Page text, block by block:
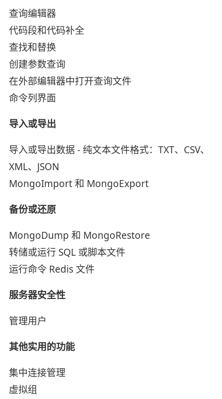
查询编辑器
代码段和代码补全
查找和替换
创建参数查询
在外部编辑器中打开查询文件
命令列界面
导入或导出
导入或导出数据 - 纯文本文件格式：TXT、CSV、
XML、JSON
MongoImport 和 MongoExport
备份或还原
MongoDump 和 MongoRestore
转储或运行 SQL 或脚本文件
运行命令 Redis 文件
服务器安全性
管理用户
其他实用的功能
集中连接管理
虚拟组